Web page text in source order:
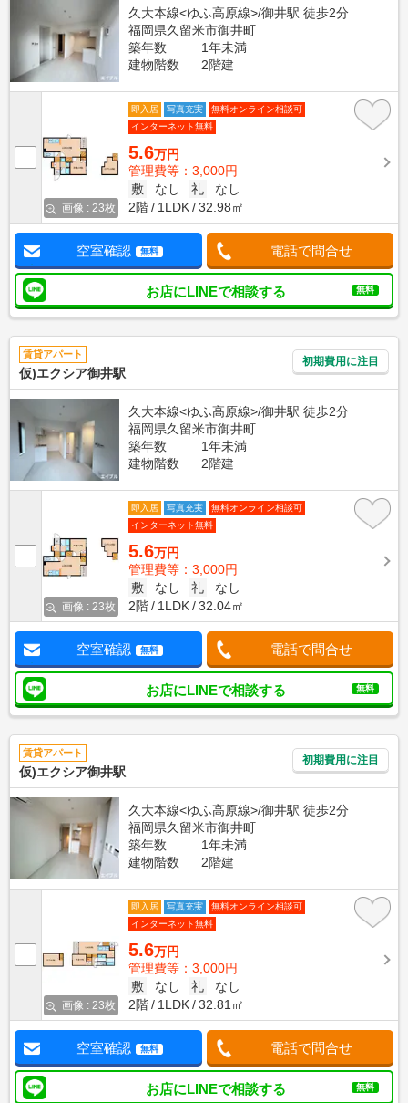
久大本線<ゆふ高原線>/御井駅 徒歩2分
福岡県久留米市御井町
築年数
1年未満
建物階数
2階建
画像 : 23枚
即入居 写真充実
無料オンライン相談可
インターネット無料
5.6万円
管理費等：3,000円
敷
なし 礼
なし
2階
1LDK 32.98㎡
空室確認 無料 電話で問合せ
お店にLINEで相談する 無料
賃貸アパート
仮)エクシア御井駅
初期費用に注目
久大本線<ゆふ高原線>/御井駅 徒歩2分
福岡県久留米市御井町
築年数
1年未満
建物階数
2階建
画像 : 23枚
即入居 写真充実
無料オンライン相談可
インターネット無料
5.6万円
管理費等：3,000円
敷
なし 礼
なし
2階
1LDK 32.04㎡
空室確認 無料 電話で問合せ
お店にLINEで相談する 無料
賃貸アパート
仮)エクシア御井駅
初期費用に注目
久大本線<ゆふ高原線>/御井駅 徒歩2分
福岡県久留米市御井町
築年数
1年未満
建物階数
2階建
画像 : 23枚
即入居 写真充実
無料オンライン相談可
インターネット無料
5.6万円
管理費等：3,000円
敷
なし 礼
なし
2階
1LDK 32.81㎡
空室確認 無料 電話で問合せ
お店にLINEで相談する 無料